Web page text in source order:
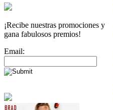
¡Recibe nuestras promociones y
gana fabulosos premios!
Email: